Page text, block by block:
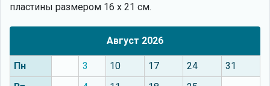
пластины размером 16 х 21 см.
Август 2026
Пн 3 10 17 24
31